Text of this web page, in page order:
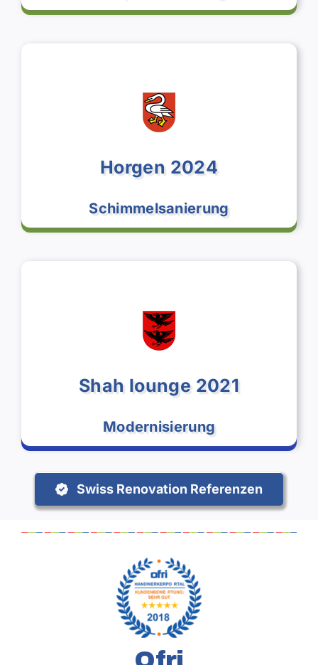
Horgen 2024
Schimmelsanierung
Swiss Renovation GmbH
Shah lounge 2021
Modernisierung
Swiss Renovation GmbH
Swiss Renovation Referenzen